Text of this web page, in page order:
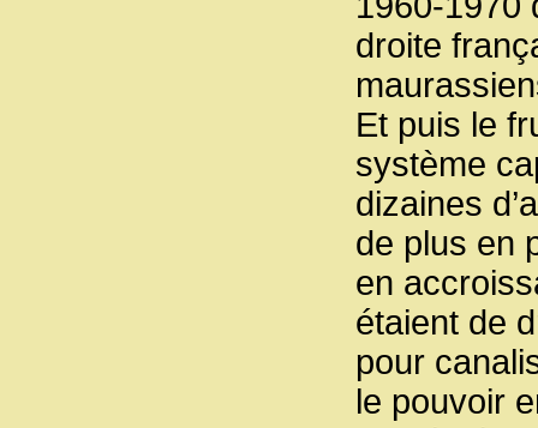
droite
Et puis le
système
dizaines
de plus en
en
étaient de
pour
le pouvoir